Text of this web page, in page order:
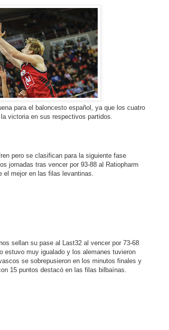
para el baloncesto español, ya que los cuatro
victoria en sus respectivos partidos.
pero se clasifican para la siguiente fase
jornadas tras vencer por 93-88 al Ratiopharm
el mejor en las filas levantinas.
sellan su pase al Last32 al vencer por 73-68
estuvo muy igualado y los alemanes tuvieron
se sobrepusieron en los minutos finales y
15 puntos destacó en las filas bilbaínas.